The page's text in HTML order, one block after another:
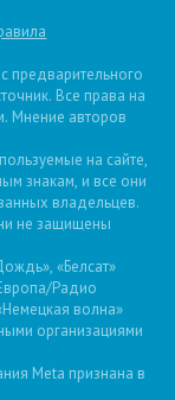
предварительного
Все права на
Мнение авторов
на сайте,
знакам, и все они
владельцев.
не защищены
«Белсат»
Радио
волна»
организациями
Metа признана в